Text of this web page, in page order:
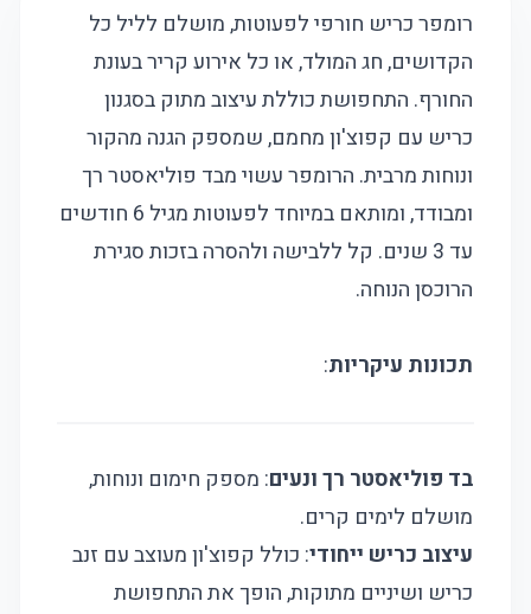
רומפר כריש חורפי לפעוטות, מושלם לליל כל
הקדושים, חג המולד, או כל אירוע קריר בעונת
החורף. התחפושת כוללת עיצוב מתוק בסגנון
כריש עם קפוצ'ון מחמם, שמספק הגנה מהקור
ונוחות מרבית. הרומפר עשוי מבד פוליאסטר רך
ומבודד, ומותאם במיוחד לפעוטות מגיל 6 חודשים
עד 3 שנים. קל ללבישה ולהסרה בזכות סגירת
הרוכסן הנוחה.
תכונות עיקריות:
בד פוליאסטר רך ונעים: מספק חימום ונוחות,
מושלם לימים קרים.
עיצוב כריש ייחודי: כולל קפוצ'ון מעוצב עם זנב
כריש ושיניים מתוקות, הופך את התחפושת